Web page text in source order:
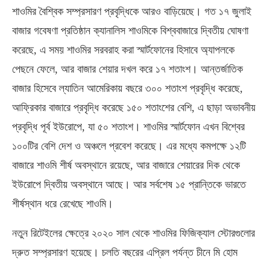
শাওমির বৈশ্বিক সম্প্রসারণ প্রবৃদ্ধিকে আরও বাড়িয়েছে। গত ১৭ জুলাই
বাজার গবেষণা প্রতিষ্ঠান ক্যানালিস শাওমিকে বিশ্ববাজারে দ্বিতীয় ঘোষণা
করেছে, এ সময় শাওমির সরবরাহ করা স্মার্টফোনের হিসাবে অ্যাপলকে
পেছনে ফেলে, আর বাজার শেয়ার দখল করে ১৭ শতাংশ। আন্তর্জাতিক
বাজার হিসেবে ল্যাতিন আমেরিকায় বছরে ৩০০ শতাংশ প্রবৃদ্ধি করেছে,
আফ্রিকার বাজারে প্রবৃদ্ধি করেছে ১৫০ শতাংশের বেশি, এ ছাড়া অভাবনীয়
প্রবৃদ্ধি পূর্ব ইউরোপে, যা ৫০ শতাংশ। শাওমির স্মার্টফোন এখন বিশ্বের
১০০টির বেশি দেশ ও অঞ্চলে প্রবেশ করেছে। এর মধ্যে কমপক্ষে ১২টি
বাজারে শাওমি শীর্ষ অবস্থানে রয়েছে, আর বাজারে শেয়ারের দিক থেকে
ইউরোপে দ্বিতীয় অবস্থানে আছে। আর সর্বশেষ ১৫ প্রান্তিকে ভারতে
শীর্ষস্থান ধরে রেখেছে শাওমি।
নতুন রিটেইলের ক্ষেত্রে ২০২০ সাল থেকে শাওমির ফিজিক্যাল স্টোরগুলোর
দ্রুত সম্প্রসারণ হয়েছে। চলতি বছরের এপ্রিল পর্যন্ত চীনে মি হোম